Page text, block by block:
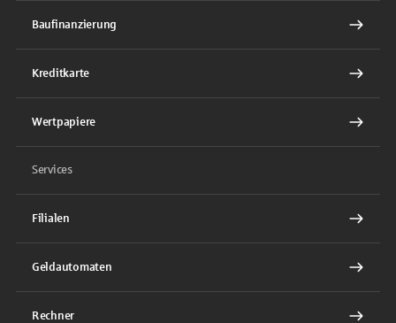
Baufinanzierung
Kreditkarte
Wertpapiere
Services
Filialen
Geldautomaten
Rechner